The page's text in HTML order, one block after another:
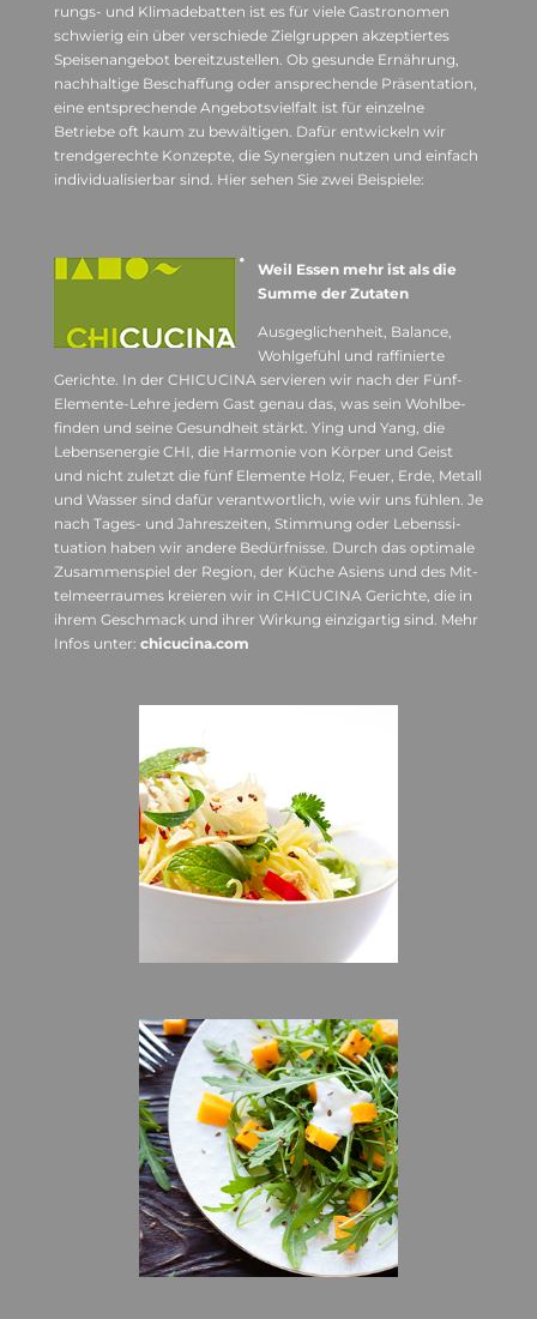
rungs- und Kli­ma­de­bat­ten ist es für viele Gas­tro­no­men
schwie­rig ein über ver­schiede Ziel­grup­pen akzep­tier­tes
Spei­sen­an­ge­bot bereit­zu­stel­len. Ob gesunde Ernäh­rung,
nach­hal­tige Beschaf­fung oder anspre­chende Prä­sen­ta­tion,
eine ent­spre­chende Ange­bots­viel­falt ist für ein­zelne
Betriebe oft kaum zu bewäl­ti­gen. Dafür ent­wi­ckeln wir
trend­ge­rechte Kon­zepte, die Syn­er­gien nut­zen und ein­fach
indi­vi­dua­li­sier­bar sind. Hier sehen Sie zwei Beispiele:
Weil Essen mehr ist als die
Summe der Zutaten
Aus­ge­gli­chen­heit, Balance,
Wohl­ge­fühl und raf­fi­nierte
Gerichte. In der CHI­CU­CINA ser­vie­ren wir nach der Fünf-
Ele­mente-Lehre jedem Gast genau das, was sein Wohl­be­
fin­den und seine Gesund­heit stärkt. Ying und Yang, die
Lebens­en­er­gie CHI, die Har­mo­nie von Kör­per und Geist
und nicht zuletzt die fünf Ele­mente Holz, Feuer, Erde, Metall
und Was­ser sind dafür ver­ant­wort­lich, wie wir uns füh­len. Je
nach Tages- und Jah­res­zei­ten, Stim­mung oder Lebens­si­
tua­tion haben wir andere Bedürf­nisse. Durch das opti­male
Zusam­men­spiel der Region, der Küche Asi­ens und des Mit­
tel­meer­rau­mes kre­ieren wir in CHI­CU­CINA Gerichte, die in
ihrem Geschmack und ihrer Wir­kung ein­zig­ar­tig sind. Mehr
Infos unter: chicucina.com